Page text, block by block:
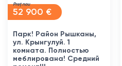
Preț nou
52 900 €
Парк! Район Рышканы,
ул. Крынгулуй. 1
комната. Полностью
меблирована! Средний